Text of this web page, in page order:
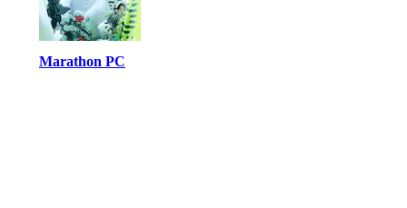
Marathon PC